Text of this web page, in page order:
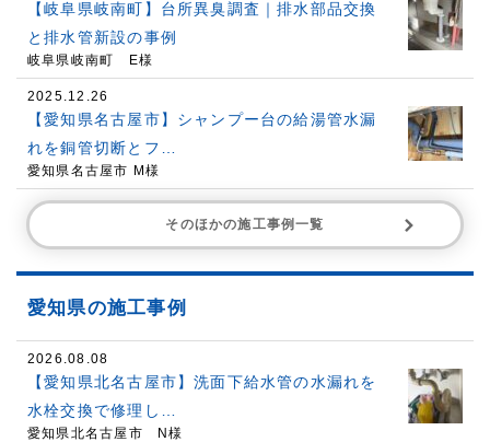
【岐阜県岐南町】台所異臭調査｜排水部品交換
と排水管新設の事例
岐阜県岐南町 E様
2025.12.26
【愛知県名古屋市】シャンプー台の給湯管水漏
れを銅管切断とフ…
愛知県名古屋市 M様
そのほかの施工事例一覧
愛知県の施工事例
2026.08.08
【愛知県北名古屋市】洗面下給水管の水漏れを
水栓交換で修理し…
愛知県北名古屋市 N様